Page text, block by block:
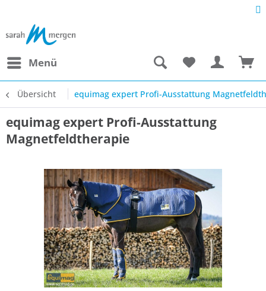
Menü
Übersicht equimag expert Profi-Ausstattung
equimag expert Profi-Ausstattung
Magnetfeldtherapie